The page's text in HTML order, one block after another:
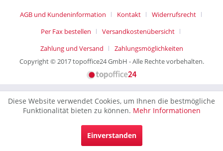
AGB und Kundeninformation Kontakt
Widerrufsrecht
Per Fax bestellen
Versandkostenübersicht
Zahlung und Versand
Zahlungsmöglichkeiten
Copyright © 2017 topoffice24 GmbH - Alle Rechte vorbehalten.
Diese Website verwendet Cookies, um Ihnen die bestmögliche
Funktionalität bieten zu können. Mehr Informationen
Einverstanden